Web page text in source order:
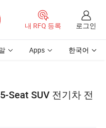
내 RFQ 등록 로그인
Apps 한국어
Seat SUV 전기차 전